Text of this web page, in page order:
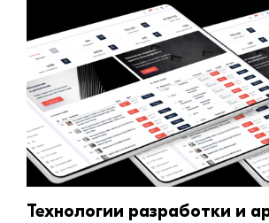
Технологии разработки и